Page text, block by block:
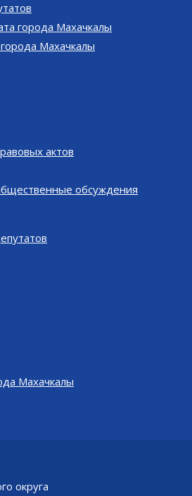
города Махачкалы
Махачкалы
актов
обсуждения
Махачкалы
округа